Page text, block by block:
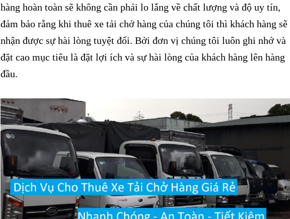
hàng hoàn toàn sẽ không cần phải lo lắng về chất lượng và độ uy tín,
đảm bảo rằng khi thuê xe tải chở hàng của chúng tôi thì khách hàng sẽ
nhận được sự hài lòng tuyệt đối. Bởi đơn vị chúng tôi luôn ghi nhớ và
đặt cao mục tiêu là đặt lợi ích và sự hài lòng của khách hàng lên hàng
đầu.